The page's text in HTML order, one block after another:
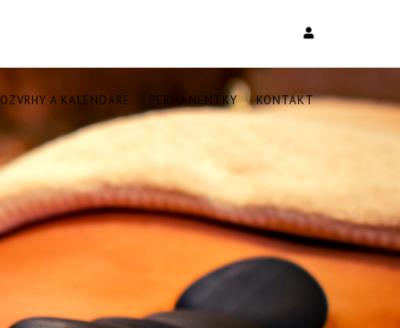
A KALENDÁRE PERMANENTKY KONTAKT